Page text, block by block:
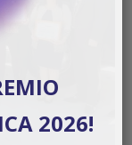
2026!